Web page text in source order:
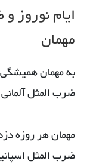
ایام نوروز
مهمان
به مهمان
ضرب المثل آلمانی
مهمان هر روزه
ضرب المثل